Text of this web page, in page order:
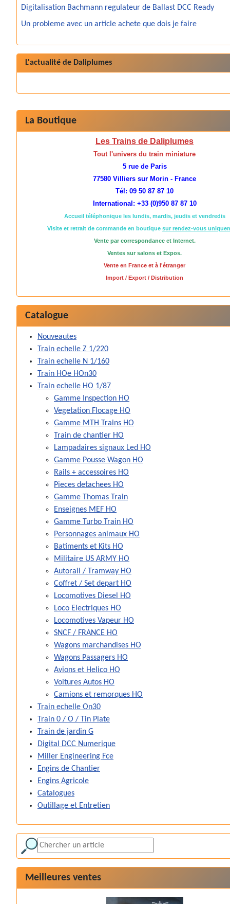
La Boutique
Les Trains de Daliplumes
Tout l'univers du train miniature
5 rue de Paris
77580 Villiers sur Morin - France
Tél: 09 50 87 87 10
International: +33 (0)950 87 87 10
Accueil téléphonique les lundis, mardis, jeudis et vendredis
Visite et retrait de commande en boutique sur rendez-vous
Vente par correspondance et Internet.
Ventes sur salons et Expos.
Vente en France et à l'étranger
Import / Export / Distribution
Catalogue
Nouveautes
Train echelle Z 1/220
Train echelle N 1/160
Train HOe HOn30
Train echelle HO 1/87
Gamme Inspection HO
Vegetation Flocage HO
Gamme MTH Trains HO
Train de chantier HO
Lampadaires signaux Led HO
Gamme Pousse Wagon HO
Rails + accessoires HO
Pieces detachees HO
Gamme Thomas Train
Enseignes MEF HO
Gamme Turbo Train HO
Personnages animaux HO
Batiments et Kits HO
Militaire US ARMY HO
Autorail / Tramway HO
Coffret / Set depart HO
Locomotives Diesel HO
Loco Electriques HO
Locomotives Vapeur HO
SNCF / FRANCE HO
Wagons marchandises HO
Wagons Passagers HO
Avions et Helico HO
Voitures Autos HO
Camions et remorques HO
Train echelle On30
Train 0 / O / Tin Plate
Train de jardin G
Digital DCC Numerique
Miller Engineering Fce
Engins de Chantier
Engins Agricole
Catalogues
Outillage et Entretien
Meilleures ventes
Digitalisation Bachmann regulateur de Ballast DCC Ready
Un probleme avec un article achete que dois je faire
L'actualité de Daliplumes